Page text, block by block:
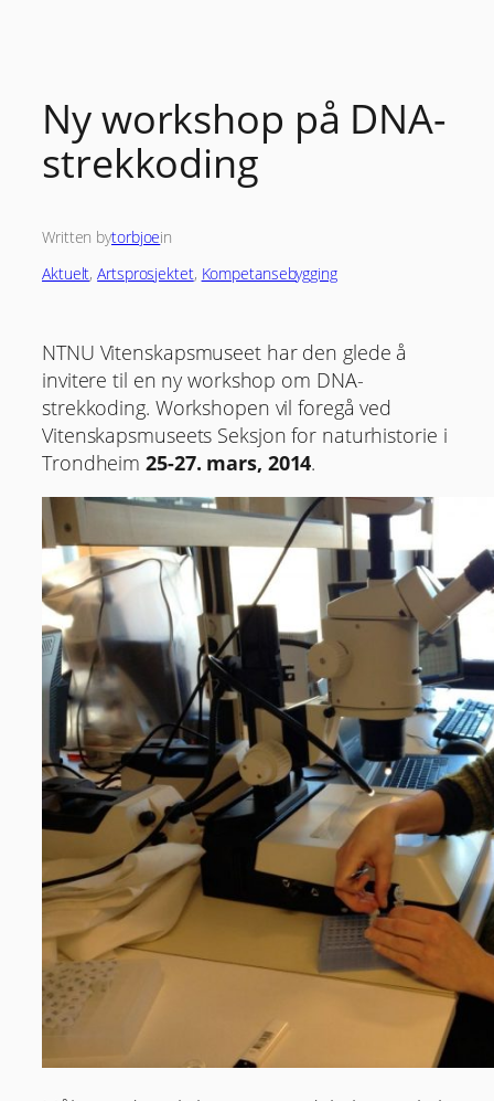
contentNy workshop på DNA-
strekkoding
Written bytorbjoein
Aktuelt, Artsprosjektet, Kompetansebygging
NTNU Vitenskapsmuseet har den glede å
invitere til en ny workshop om DNA-
strekkoding. Workshopen vil foregå ved
Vitenskapsmuseets Seksjon for naturhistorie i
Trondheim25-27. mars, 2014.